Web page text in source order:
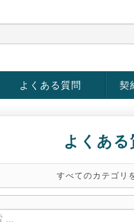
よくある質問 契
よくある
すべてのカテゴリ